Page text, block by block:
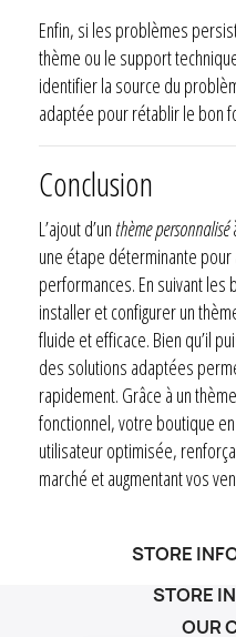
Enfin, si les problèmes
thème ou le support
identifier la source du
adaptée pour rétablir le bon
Conclusion
L’ajout d’unthème personnalisé
une étape déterminante
performances. En suivant
installer et configurer un
fluide et efficace. Bien qu’il
des solutions adaptées
rapidement. Grâce à un
fonctionnel, votre boutique
utilisateur optimisée,
marché et augmentant vos
STORE
STORE
OUR